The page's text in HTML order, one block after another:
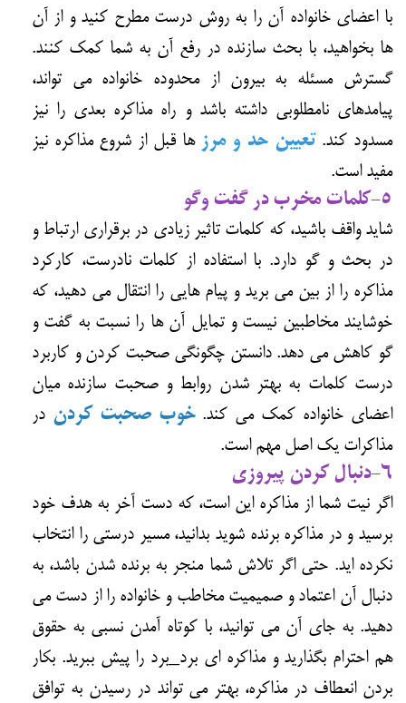
با اعضای خانواده آن را به روش درست مطرح کنید و از آن
ها بخواهید، با بحث سازنده در رفع آن به شما کمک کنند.
گسترش مسئله به بیرون از محدوده خانواده می تواند،
پیامدهای نامطلوبی داشته باشد و راه مذاکره بعدی را نیز
مسدود کند.تعیین حد و مرز ها قبل از شروع مذاکره نیز
مفید است.
5-کلمات مخرب در گفت وگو
شاید واقف باشید، که کلمات تاثیر زیادی در برقراری ارتباط و
در بحث و گو دارد. با استفاده از کلمات نادرست، کارکرد
مذاکره را از بین می برید و پیام هایی را انتقال می دهید، که
خوشایند مخاطبین نیست و تمایل آن ها را نسبت به گفت و
گو کاهش می دهد. دانستن چگونگی صحبت کردن و کاربرد
درست کلمات به بهتر شدن روابط و صحبت سازنده میان
اعضای خانواده کمک می کند.خوب صحبت کردن در
مذاکرات یک اصل مهم است.
6-دنبال کردن پیروزی
اگر نیت شما از مذاکره این است، که دست آخر به هدف خود
برسید و در مذاکره برنده شوید بدانید، مسیر درستی را انتخاب
نکرده اید. حتی اگر تلاش شما منجر به برنده شدن باشد، به
دنبال آن اعتماد و صمیمیت مخاطب و خانواده را از دست می
دهید. به جای آن می توانید، با کوتاه آمدن نسبی به حقوق
هم احترام بگذارید و مذاکره ای برد_برد را پیش ببرید. بکار
بردن انعطاف در مذاکره، بهتر می تواند در رسیدن به توافق